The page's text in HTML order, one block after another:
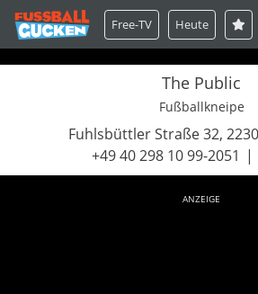
Free-TV Heute
The Public
Fußballkneipe
Fuhlsbüttler Straße 32,
+49 40 298 10 99-2051
ANZEIGE